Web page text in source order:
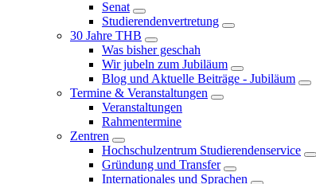
Senat
Studierendenvertretung
30 Jahre THB
Was bisher geschah
Wir jubeln zum Jubiläum
Blog und Aktuelle Beiträge - Jubiläum
Termine & Veranstaltungen
Veranstaltungen
Rahmentermine
Zentren
Hochschulzentrum Studierendenservice
Gründung und Transfer
Internationales und Sprachen